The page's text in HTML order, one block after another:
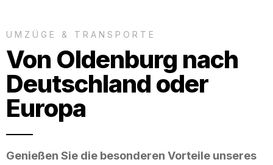
UMZÜGE & TRANSPORTE
Von Oldenburg nach
Deutschland oder
Europa
Genießen Sie die besonderen Vorteile unseres